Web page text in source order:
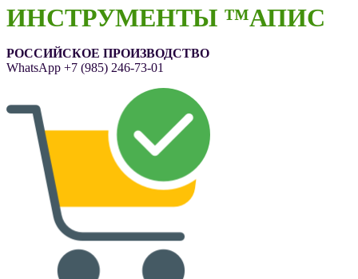
ИНСТРУМЕНТЫ ™АПИС
РОССИЙСКОЕ ПРОИЗВОДСТВО
WhatsApp +7 (985) 246-73-01